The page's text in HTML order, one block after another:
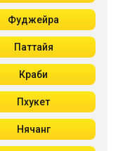
Фуджейра
Паттайя
Краби
Пхукет
Нячанг